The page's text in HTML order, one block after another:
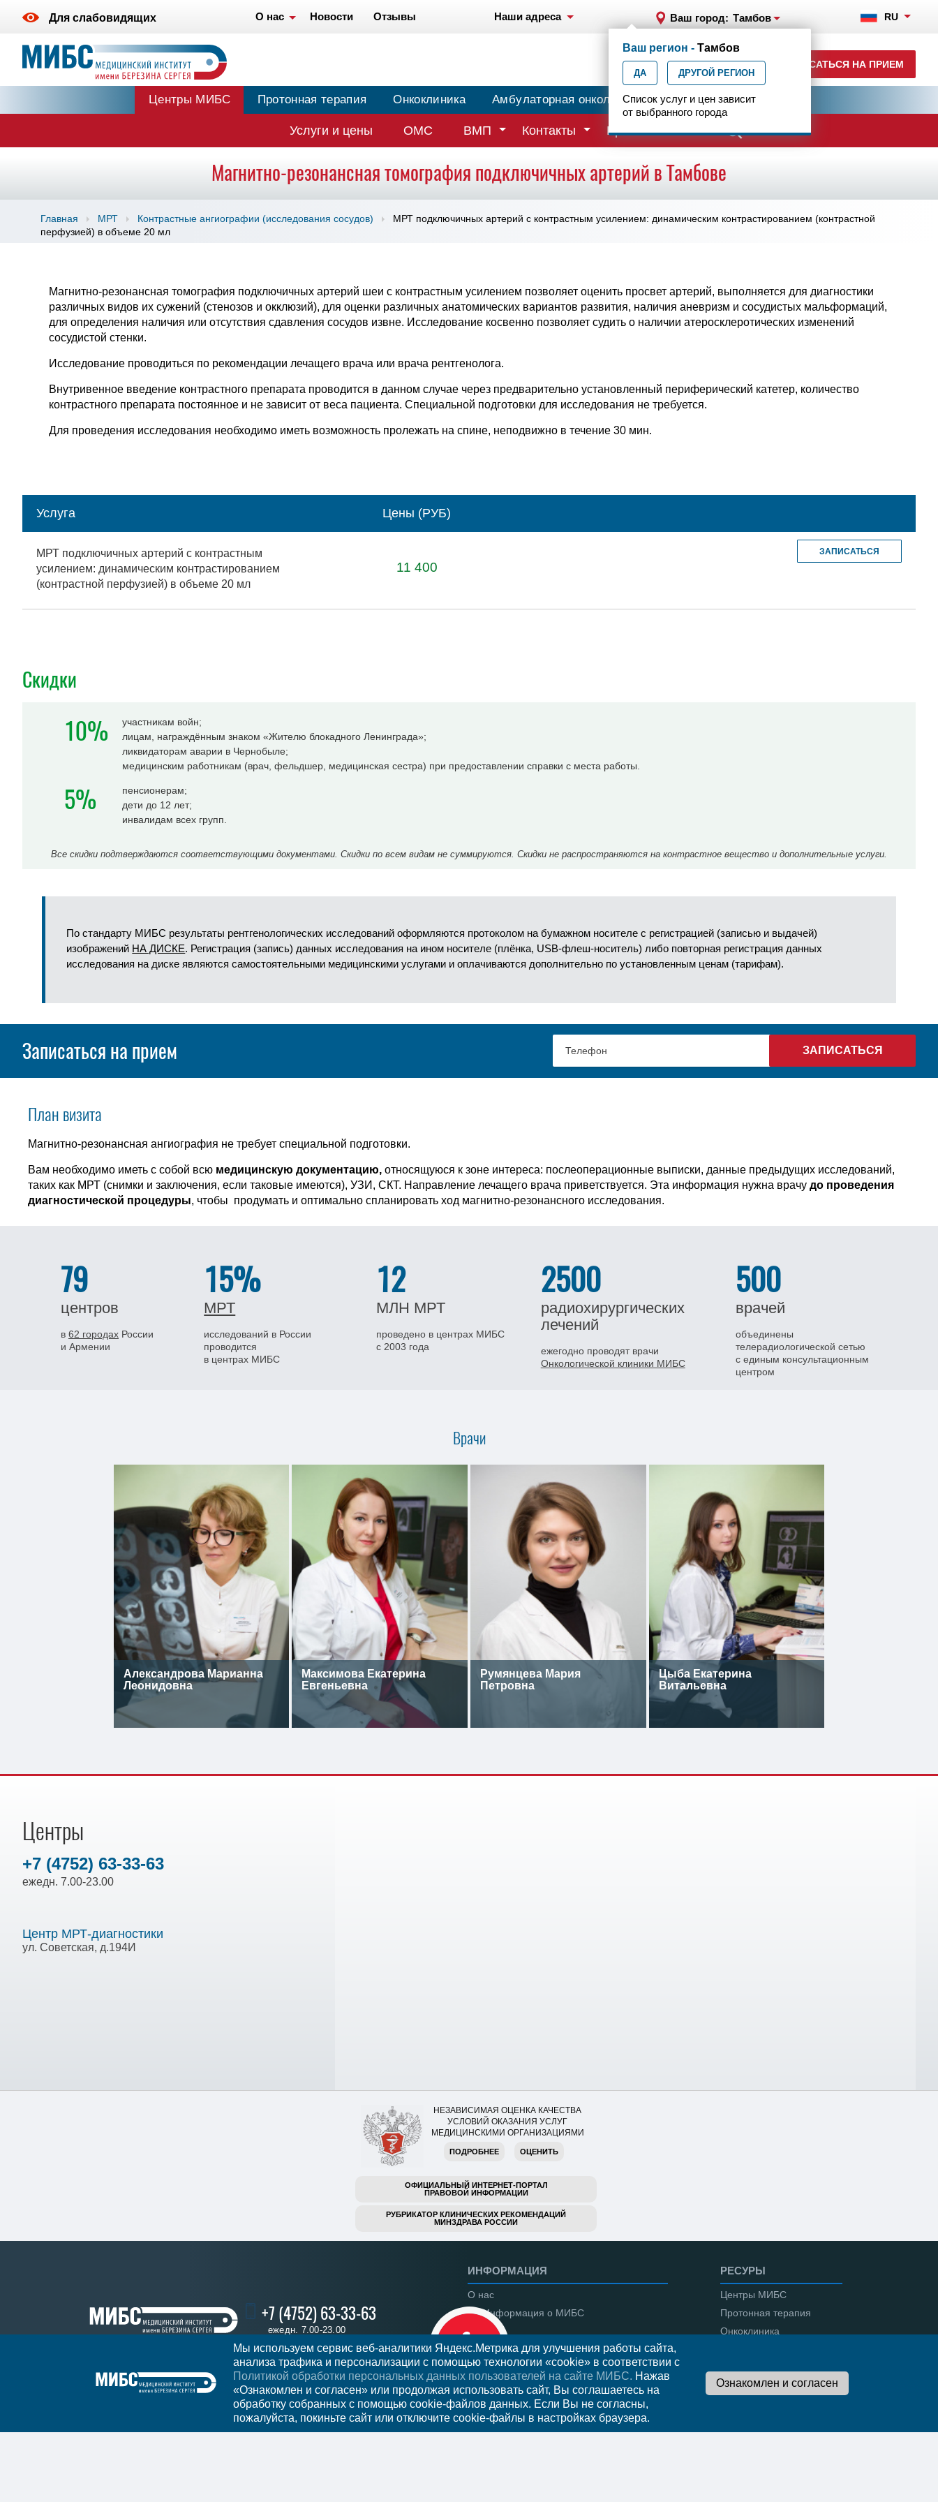
Для слабовидящих О нас Новости Отзывы Наши адреса Ваш город: Тамбов RU
+7 (4752) 63-33-63
ежедн. 7.00-23.00
ЗАПИСАТЬСЯ НА ПРИЕМ
Ваш регион - Тамбов
ДА ДРУГОЙ РЕГИОН
Список услуг и цен зависит
от выбранного города
Центры МИБС Протонная терапия Онкоклиника Амбулаторная онкология Центр эпилептологии
Услуги и цены ОМС ВМП Контакты Врачи
Магнитно-резонансная томография подключичных артерий в Тамбове
Главная МРТ Контрастные ангиографии (исследования сосудов)
МРТ подключичных артерий с контрастным усилением: динамическим контрастированием (контрастной
перфузией) в объеме 20 мл
Магнитно-резонансная томография подключичных артерий шеи с контрастным усилением позволяет оценить просвет артерий, выполняется для диагностики
различных видов их сужений (стенозов и окклюзий), для оценки различных анатомических вариантов развития, наличия аневризм и сосудистых мальформаций,
для определения наличия или отсутствия сдавления сосудов извне. Исследование косвенно позволяет судить о наличии атеросклеротических изменений
сосудистой стенки.
Исследование проводиться по рекомендации лечащего врача или врача рентгенолога.
Внутривенное введение контрастного препарата проводится в данном случае через предварительно установленный периферический катетер, количество
контрастного препарата постоянное и не зависит от веса пациента. Специальной подготовки для исследования не требуется.
Для проведения исследования необходимо иметь возможность пролежать на спине, неподвижно в течение 30 мин.
Услуга Цены (РУБ)
МРТ подключичных артерий с контрастным
усилением: динамическим контрастированием
(контрастной перфузией) в объеме 20 мл
11 400
ЗАПИСАТЬСЯ
Скидки
10%
участникам войн;
лицам, награждённым знаком «Жителю блокадного Ленинграда»;
ликвидаторам аварии в Чернобыле;
медицинским работникам (врач, фельдшер, медицинская сестра) при предоставлении справки с места работы.
5%
пенсионерам;
дети до 12 лет;
инвалидам всех групп.
Все скидки подтверждаются соответствующими документами. Скидки по всем видам не суммируются. Скидки не распространяются на контрастное вещество и дополнительные услуги.
По стандарту МИБС результаты рентгенологических исследований оформляются протоколом на бумажном носителе с регистрацией (записью и выдачей)
изображений НА ДИСКЕ. Регистрация (запись) данных исследования на ином носителе (плёнка, USB-флеш-носитель) либо повторная регистрация данных
исследования на диске являются самостоятельными медицинскими услугами и оплачиваются дополнительно по установленным ценам (тарифам).
Записаться на прием
План визита
Магнитно-резонансная ангиография не требует специальной подготовки.
Вам необходимо иметь с собой всю медицинскую документацию, относящуюся к зоне интереса: послеоперационные выписки, данные предыдущих исследований,
таких как МРТ (снимки и заключения, если таковые имеются), УЗИ, СКТ. Направление лечащего врача приветствуется. Эта информация нужна врачудо проведения
диагностической процедуры, чтобы продумать и оптимально спланировать ход магнитно-резонансного исследования.
79
центров
в 62 городах России
и Армении
15%
МРТ
исследований в России
проводится
в центрах МИБС
12
МЛН МРТ
проведено в центрах МИБС
с 2003 года
2500
радиохирургических
лечений
ежегодно проводят врачи
Онкологической клиники МИБС
500
врачей
объединены
телерадиологической сетью
с единым консультационным
центром
Врачи
Александрова Марианна
Леонидовна
Максимова Екатерина
Евгеньевна
Румянцева Мария
Петровна
Цыба Екатерина
Витальевна
Центры
+7 (4752) 63-33-63
ежедн. 7.00-23.00
Центр МРТ-диагностики
ул. Советская, д.194И
НЕЗАВИСИМАЯ ОЦЕНКА КАЧЕСТВА
УСЛОВИЙ ОКАЗАНИЯ УСЛУГ
МЕДИЦИНСКИМИ ОРГАНИЗАЦИЯМИ
ПОДРОБНЕЕ ОЦЕНИТЬ
ОФИЦИАЛЬНЫЙ ИНТЕРНЕТ-ПОРТАЛ
ПРАВОВОЙ ИНФОРМАЦИИ
РУБРИКАТОР КЛИНИЧЕСКИХ РЕКОМЕНДАЦИЙ
МИНЗДРАВА РОССИИ
+7 (4752) 63-33-63
ежедн. 7.00-23.00
РегионТамбов Записаться на прием
Мы в социальных сетях
ИНФОРМАЦИЯ
О нас
Информация о МИБС
Региональные центры
Вакансии
Документы
Федеральное законодательство
РЕСУРЫ
Центры МИБС
Протонная терапия
Онкоклиника
Мы используем сервис веб-аналитики Яндекс.Метрика для улучшения работы сайта,
анализа трафика и персонализации с помощью технологии «cookie» в соответствии с
Политикой обработки персональных данных пользователей на сайте МИБС. Нажав
«Ознакомлен и согласен» или продолжая использовать сайт, Вы соглашаетесь на
обработку собранных с помощью cookie-файлов данных. Если Вы не согласны,
пожалуйста, покиньте сайт или отключите cookie-файлы в настройках браузера.